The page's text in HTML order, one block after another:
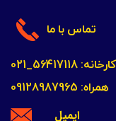
تماس با ما
کارخانه: 56417118_021
همراه: 09128987965
ایمیل